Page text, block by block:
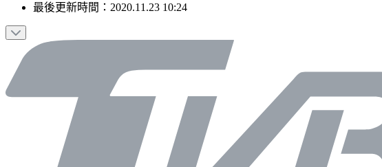
最後更新時間： 2020.11.23 10:24